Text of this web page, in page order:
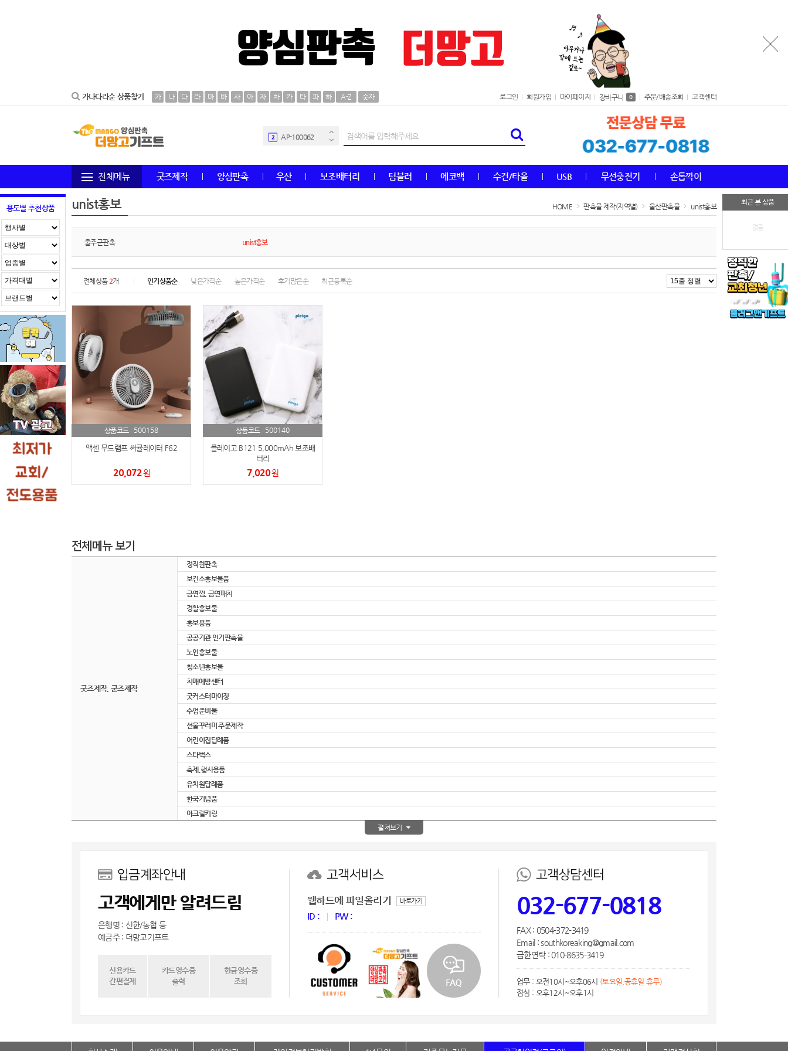
가나다라순 상품찾기 가 나 다 라 마 바 사 아 자 차 카 타 파 하 A-Z 숫자 로그인 회원가입 마이페이지 장바구니 0 주문/배송조회 고객센터
2 AP-100062
4 수건
볼펜
텀블러
파우치
AP-100125
보조배터리
송월타올
14 에코백
15
20 구급
24 손톱깍이
28 AP-100150
전체메뉴 굿즈제작 양심판촉 우산 보조배터리 텀블러 에코백 수건/타올 USB 무선충전기 손톱깍이
용도별 추천상품
최근 본 상품
없음
unist홍보 HOME 판촉물 제작(지역별) 울산판촉물 unist홍보
울주군판촉 unist홍보
전체상품 2개 인기상품순 낮은가격순 높은가격순 후기많은순 최근등록순
상품코드 : 500158
액센 무드램프 써큘레이터 F62
20,072원
상품코드 : 500140
플레이고 B121 5,000mAh 보조배
터리
7,020원
전체메뉴 보기
굿즈제작, 굳즈제작
정직한판촉
보건소홍보물품
금연껌, 금연패치
경찰홍보물
홍보용품
공공기관 인기판촉물
노인홍보물
청소년홍보물
치매예방센터
굿커스터마이징
수업준비물
선물꾸러미 주문제작
어린이집답례품
스타벅스
축제,행사용품
유치원답례품
한국기념품
아크릴키링
펼쳐보기
입금계좌안내
고객에게만 알려드림
은행명 : 신한/농협 등
예금주 : 더망고기프트
신용카드
간편결제
카드영수증
출력
현금영수증
조회
고객서비스
웹하드에 파일올리기 바로가기
ID : PW :
고객상담센터
032-677-0818
FAX : 0504-372-3419
Email : southkoreaking@gmail.com
급한연락 : 010-8635-3419
업무 : 오전10시~오후06시 (토요일,공휴일 휴무)
점심 : 오후12시~오후1시